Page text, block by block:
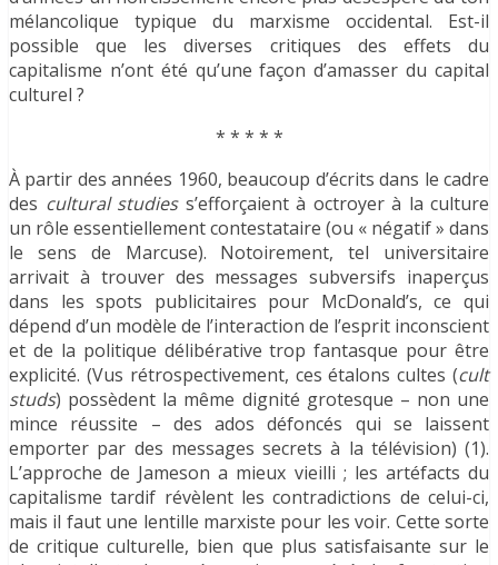
mélancolique typique du marxisme occidental. Est-il
possible que les diverses critiques des effets du
capitalisme n’ont été qu’une façon d’amasser du capital
culturel ?
* * * * *
À partir des années 1960, beaucoup d’écrits dans le cadre
des cultural studiess’efforçaient à octroyer à la culture
un rôle essentiellement contestataire (ou « négatif » dans
le sens de Marcuse). Notoirement, tel universitaire
arrivait à trouver des messages subversifs inaperçus
dans les spots publicitaires pour McDonald’s, ce qui
dépend d’un modèle de l’interaction de l’esprit inconscient
et de la politique délibérative trop fantasque pour être
explicité. (Vus rétrospectivement, ces étalons cultes (cult
studs) possèdent la même dignité grotesque – non une
mince réussite – des ados défoncés qui se laissent
emporter par des messages secrets à la télévision) (1).
L’approche de Jameson a mieux vieilli ; les artéfacts du
capitalisme tardif révèlent les contradictions de celui-ci,
mais il faut une lentille marxiste pour les voir. Cette sorte
de critique culturelle, bien que plus satisfaisante sur le